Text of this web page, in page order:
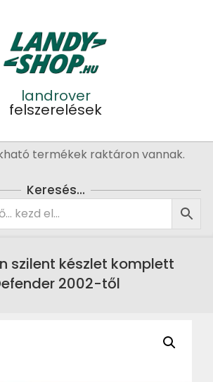
landrover
felszerelések
termékek raktáron vannak.
Keresés…
szilent készlet komplett
2002-től